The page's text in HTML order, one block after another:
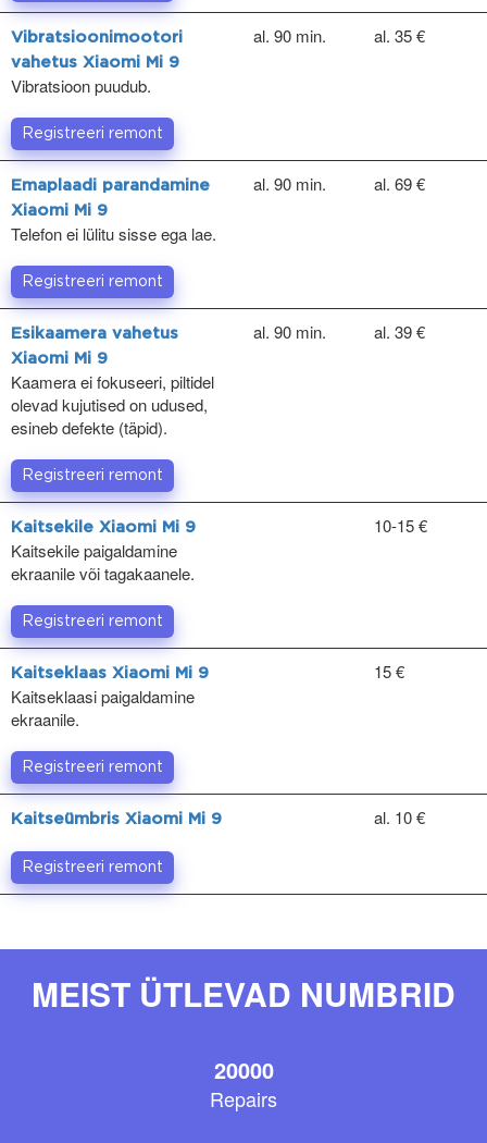
Vibratsioonimootori
vahetus Xiaomi Mi 9
Vibratsioon puudub.
al. 90 min. al. 35 €
Registreeri remont
Emaplaadi parandamine
Xiaomi Mi 9
Telefon ei lülitu sisse ega lae.
al. 90 min. al. 69 €
Registreeri remont
Esikaamera vahetus
Xiaomi Mi 9
Kaamera ei fokuseeri, piltidel
olevad kujutised on udused,
esineb defekte (täpid).
al. 90 min. al. 39 €
Registreeri remont
Kaitsekile Xiaomi Mi 9
Kaitsekile paigaldamine
ekraanile või tagakaanele.
10-15 €
Registreeri remont
Kaitseklaas Xiaomi Mi 9
Kaitseklaasi paigaldamine
ekraanile.
15 €
Registreeri remont
Kaitseümbris Xiaomi Mi 9 al. 10 €
Registreeri remont
MEIST ÜTLEVAD NUMBRID
20000
Repairs